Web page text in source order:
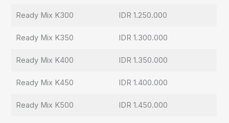
Ready Mix K300 IDR 1.250.000
Ready Mix K350 IDR 1.300.000
Ready Mix K400 IDR 1.350.000
Ready Mix K450 IDR 1.400.000
Ready Mix K500 IDR 1.450.000